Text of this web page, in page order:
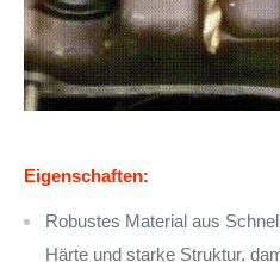
Eigenschaften:
Robustes Material aus
Härte und starke Struktur,